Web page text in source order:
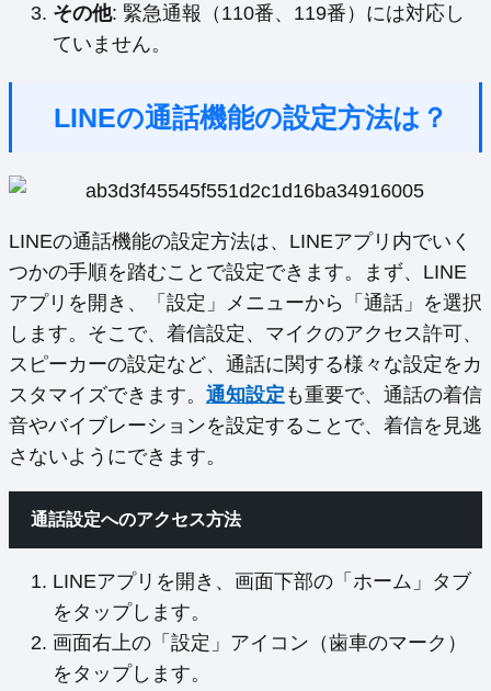
その他: 緊急通報（110番、119番）には対応し
ていません。
LINEの通話機能の設定方法は？
LINEの通話機能の設定方法は、LINEアプリ内でいく
つかの手順を踏むことで設定できます。まず、LINE
アプリを開き、「設定」メニューから「通話」を選択
します。そこで、着信設定、マイクのアクセス許可、
スピーカーの設定など、通話に関する様々な設定をカ
スタマイズできます。 通知設定 も重要で、通話の着信
音やバイブレーションを設定することで、着信を見逃
さないようにできます。
通話設定へのアクセス方法
LINEアプリを開き、画面下部の「ホーム」タブ
をタップします。
画面右上の「設定」アイコン（歯車のマーク）
をタップします。